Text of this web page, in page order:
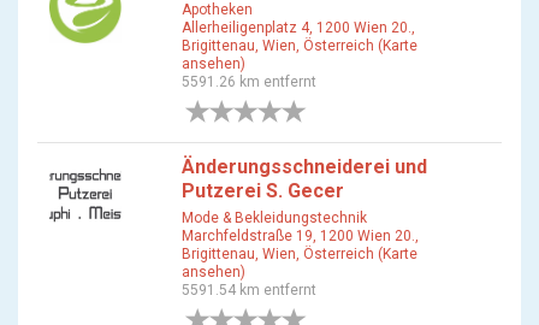
Apotheken
Allerheiligenplatz 4, 1200 Wien 20.,
Brigittenau, Wien, Österreich (Karte
ansehen)
5591.26 km entfernt
Änderungsschneiderei und
Putzerei S. Gecer
Mode & Bekleidungstechnik
Marchfeldstraße 19, 1200 Wien 20.,
Brigittenau, Wien, Österreich (Karte
ansehen)
5591.54 km entfernt